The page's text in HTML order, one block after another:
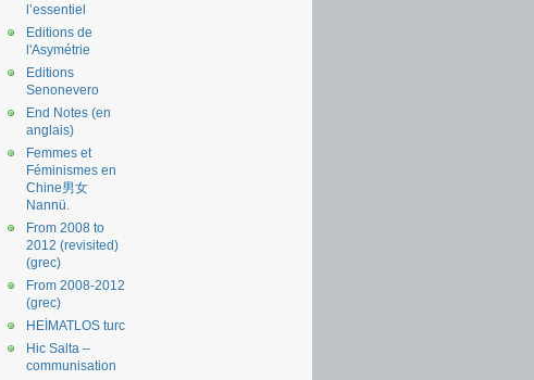
l’essentiel
Editions de
l'Asymétrie
Editions
Senonevero
End Notes (en
anglais)
Femmes et
Féminismes en
Chine男女
Nannü.
From 2008 to
2012 (revisited)
(grec)
From 2008-2012
(grec)
HEİMATLOS turc
Hic Salta –
communisation